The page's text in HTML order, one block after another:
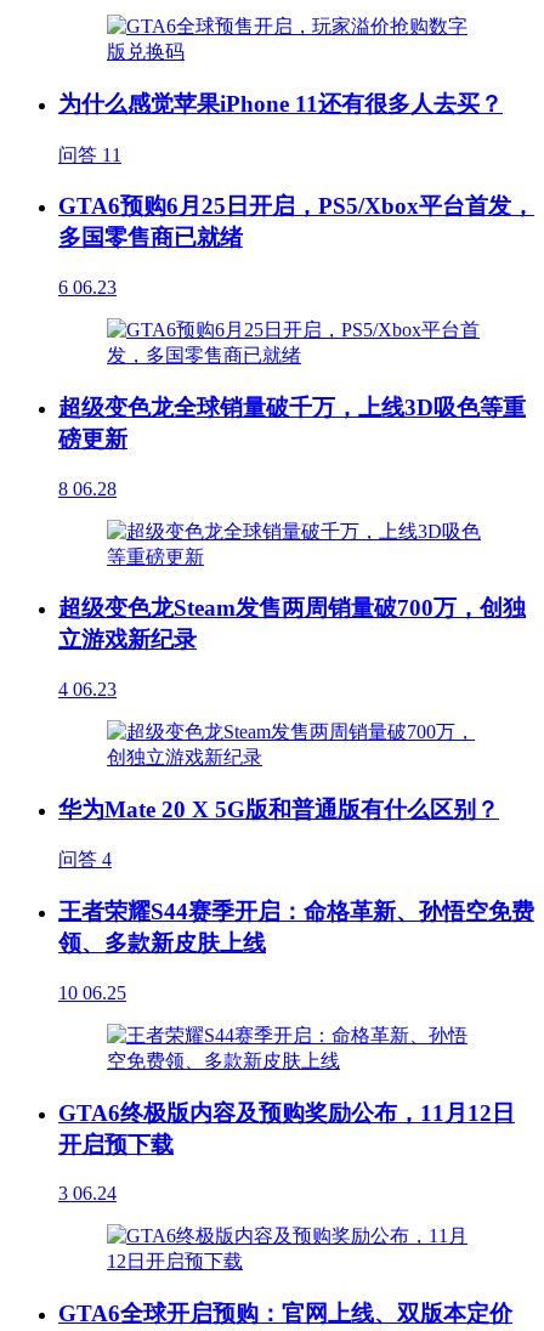
为什么感觉苹果iPhone 11还有很多人去买？
问答 11
GTA6预购6月25日开启，PS5/Xbox平台首发，
多国零售商已就绪
6 06.23
超级变色龙全球销量破千万，上线3D吸色等重
磅更新
8 06.28
超级变色龙Steam发售两周销量破700万，创独
立游戏新纪录
4 06.23
华为Mate 20 X 5G版和普通版有什么区别？
问答 4
王者荣耀S44赛季开启：命格革新、孙悟空免费
领、多款新皮肤上线
10 06.25
GTA6终极版内容及预购奖励公布，11月12日
开启预下载
3 06.24
GTA6全球开启预购：官网上线、双版本定价